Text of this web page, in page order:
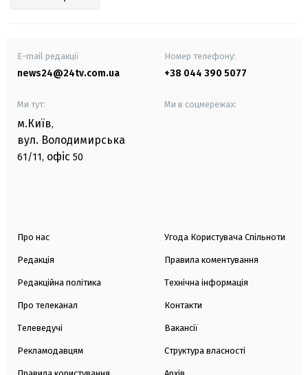
E-mail редакції
news24@24tv.com.ua
Номер телефону:
+38 044 390 5077
Ми тут:
м.Київ,
вул. Володимирська
61/11, офіс 50
Ми в соцмережах:
Про нас
Редакція
Редакційна політика
Про телеканал
Телеведучі
Рекламодавцям
Угода Користувача Спільноти
Правила коментування
Технічна інформація
Контакти
Вакансії
Структура власності